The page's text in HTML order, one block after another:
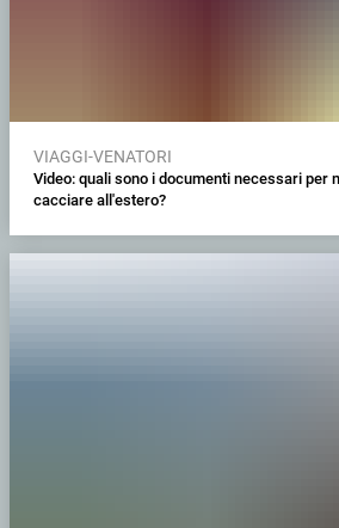
VIAGGI-VENATORI
Video: quali sono i documenti necessari per
cacciare all'estero?